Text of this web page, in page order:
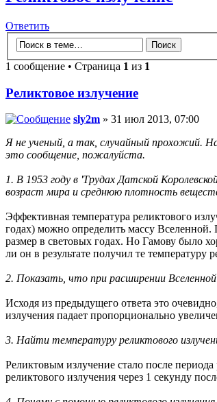
Ответить
1 сообщение • Страница 1 из 1
Реликтовое излучение
sly2m » 31 июл 2013, 07:00
Я не ученый, а так, случайный прохожий.
это сообщение, пожалуйста.
1. В 1953 году в 'Трудах Датской
возраст мира и среднюю плотность
Эффективная температура реликтового
годах) можно определить массу
размер в световых годах. Но Гамову было
ли он в результате получил те
2. Показать, что при расширении
Исходя из предыдущего ответа это
излучения падает пропорционально
3. Найти температуру реликтового
Реликтовым излучение стало после
реликтового излучения через 1 секунду